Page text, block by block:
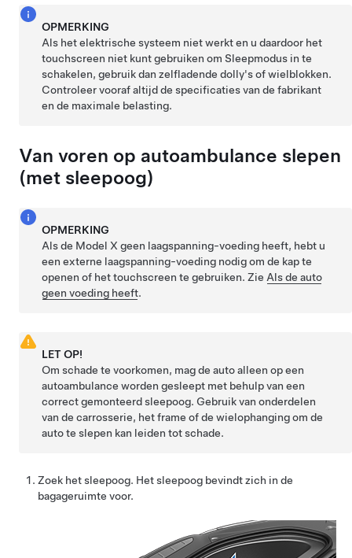
OPMERKING
Als het elektrische systeem niet werkt en u daardoor het
touchscreen niet kunt gebruiken omSleepmodus in te
schakelen, gebruik dan zelfladende dolly's of wielblokken.
Controleer vooraf altijd de specificaties van de fabrikant
en de maximale belasting.
Van voren op autoambulance slepen
(met sleepoog)
OPMERKING
Als de Model X geen laagspanning-voeding heeft, hebt u
een externe laagspanning-voeding nodig om de kap te
openen of het touchscreen te gebruiken. Zie Als de auto
geen voeding heeft.
LET OP!
Om schade te voorkomen, mag de auto alleen op een
autoambulance worden gesleept met behulp van een
correct gemonteerd sleepoog. Gebruik van onderdelen
van de carrosserie, het frame of de wielophanging om de
auto te slepen kan leiden tot schade.
Zoek het sleepoog. Het sleepoog bevindt zich in de
bagageruimte voor.